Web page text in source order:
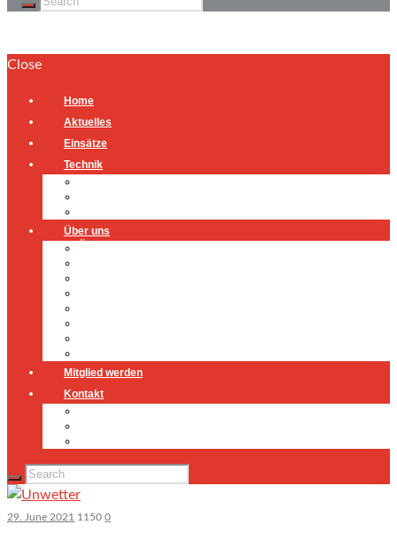
Close
Home
Aktuelles
Einsätze
Technik
Über uns
Mitglied werden
Kontakt
29. June 2021 1150 0